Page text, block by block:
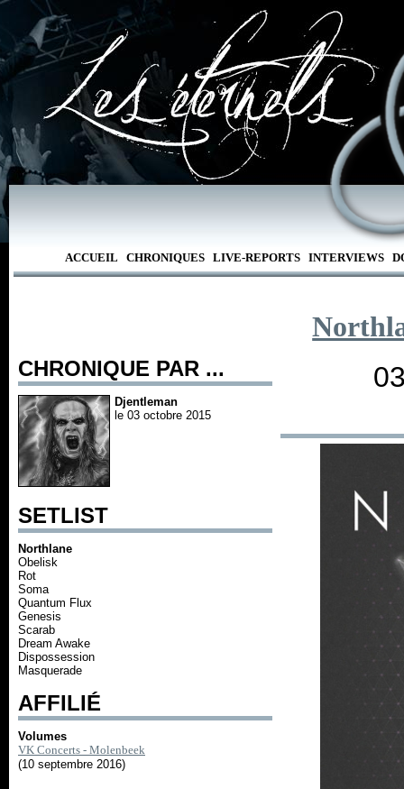
ACCUEIL CHRONIQUES LIVE-REPORTS INTERVIEWS
CHRONIQUE PAR ...
Djentleman
le 03 octobre 2015
SETLIST
Northlane
Obelisk
Rot
Soma
Quantum Flux
Genesis
Scarab
Dream Awake
Dispossession
Masquerade
AFFILIÉ
Volumes
VK Concerts - Molenbeek
(10 septembre 2016)